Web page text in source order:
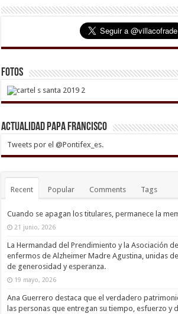
Fotos
Actualidad Papa Francisco
Tweets por el @Pontifex_es.
Recent Popular Comments Tags
Cuando se apagan los titulares, permanece la
21 junio, 2026
La Hermandad del Prendimiento y la Asociación
enfermos de Alzheimer Madre Agustina, unidas
de generosidad y esperanza.
19 mayo, 2026
Ana Guerrero destaca que el verdadero
las personas que entregan su tiempo, esfuerzo y